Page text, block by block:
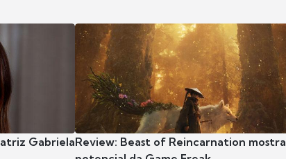
GabrielaReview: Beast of Reincarnation mostra